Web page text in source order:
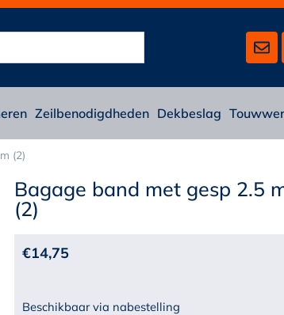
Zeilbenodigdheden Dekbeslag
(2)
Bagage band met gesp 2.5
(2)
€14,75
Beschikbaar via nabestelling